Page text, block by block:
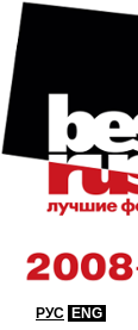
РУС ENG